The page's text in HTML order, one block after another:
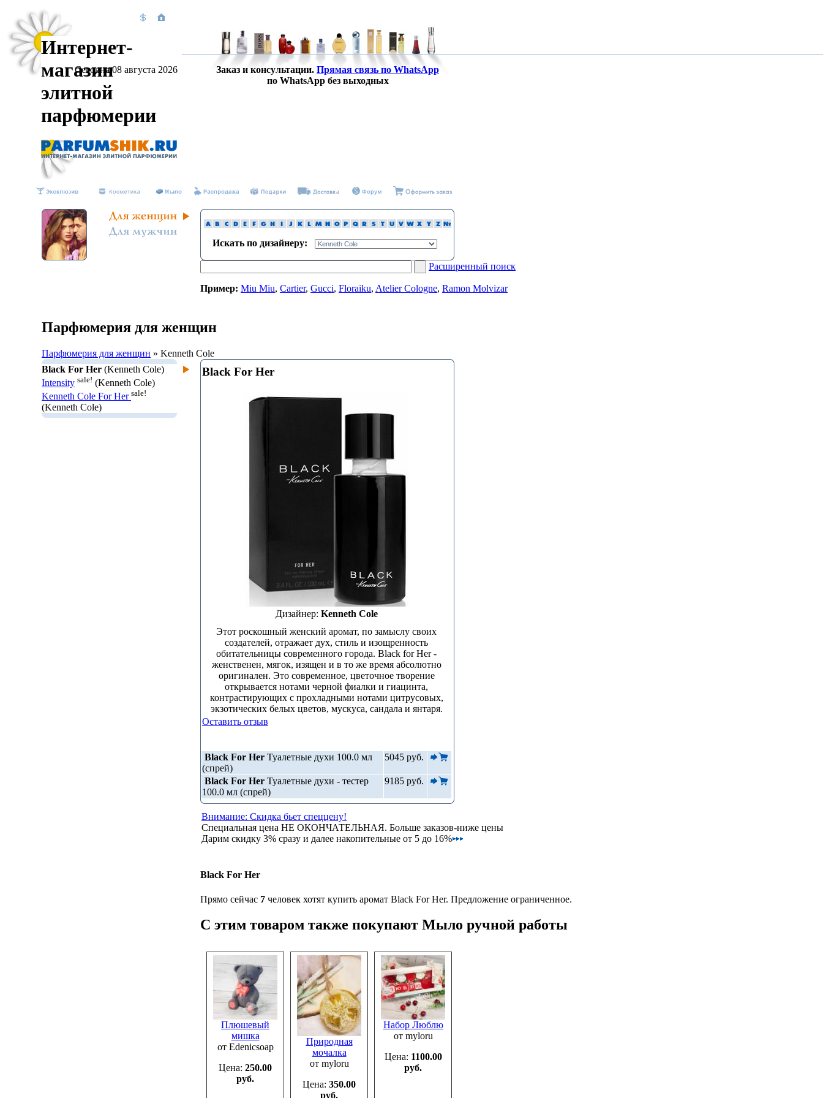
Интернет-
магазин
элитной
парфюмерии
Сегодня 08 августа 2026 Заказ и консультации. Прямая связь по WhatsApp
по WhatsApp без выходных
Искать по дизайнеру:
Расширенный поиск
Пример: Miu Miu, Cartier, Gucci, Floraiku, Atelier Cologne, Ramon Molvizar
Парфюмерия для женщин
Парфюмерия для женщин » Kenneth Cole
Black For Her (Kenneth Cole)
Intensity sale! (Kenneth Cole)
Kenneth Cole For Her sale!
(Kenneth Cole)
Black For Her
Дизайнер: Kenneth Cole
Этот роскошный женский аромат, по замыслу своих
создателей, отражает дух, стиль и изощренность
обитательницы современного города. Black for Her -
женственен, мягок, изящен и в то же время абсолютно
оригинален. Это современное, цветочное творение
открывается нотами черной фиалки и гиацинта,
контрастирующих с прохладными нотами цитрусовых,
экзотических белых цветов, мускуса, сандала и янтаря.
Оставить отзыв
Black For Her Туалетные духи 100.0 мл
(спрей)
5045 руб.
Black For Her Туалетные духи - тестер
100.0 мл (спрей)
9185 руб.
Внимание: Скидка бьет спеццену!
Специальная цена НЕ ОКОНЧАТЕЛЬНАЯ. Больше заказов-ниже цены
Дарим скидку 3% сразу и далее накопительные от 5 до 16%
Black For Her
Прямо сейчас 7 человек хотят купить аромат Black For Her. Предложение ограниченное.
С этим товаром также покупают Мыло ручной работы
Плюшевый
мишка
от Edenicsoap
Цена: 250.00
руб.
Природная
мочалка
от myloru
Цена: 350.00
руб.
Набор Люблю
от myloru
Цена: 1100.00
руб.